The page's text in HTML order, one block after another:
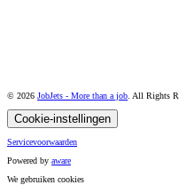
© 2026 JobJets - More than a job . All Rights
Cookie-instellingen
Servicevoorwaarden
Powered by aware
We gebruiken cookies